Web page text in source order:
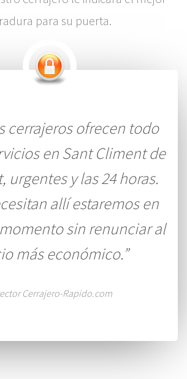
para su puerta.
cerrajeros ofrecen todo
en Sant Climent de
urgentes y las 24 horas.
allí estaremos en
sin renunciar al
más económico.”
Cerrajero-Rapido.com